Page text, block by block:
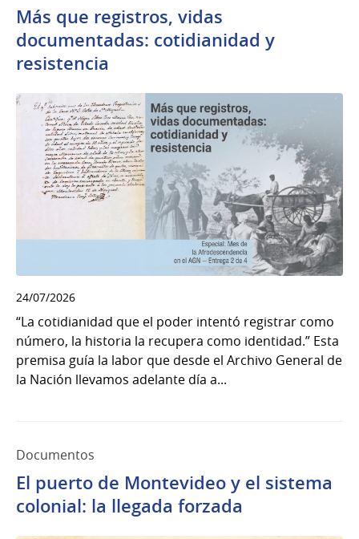
Más que registros, vidas
documentadas: cotidianidad y
resistencia
24/07/2026
“La cotidianidad que el poder intentó registrar como
número, la historia la recupera como identidad.” Esta
premisa guía la labor que desde el Archivo General de
la Nación llevamos adelante día a...
Documentos
El puerto de Montevideo y el sistema
colonial: la llegada forzada